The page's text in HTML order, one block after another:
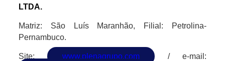
LTDA.
Matriz: São Luís Maranhão, Filial: Petrolina-
Pernambuco.
Site: www.plenagrupo.com
/ e-mail: